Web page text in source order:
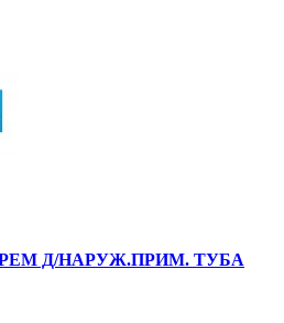
Д/НАРУЖ.ПРИМ. ТУБА